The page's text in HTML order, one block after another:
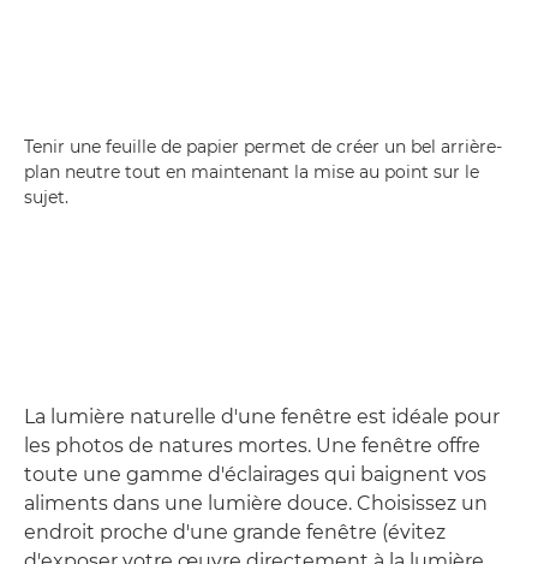
Tenir une feuille de papier permet de créer un bel arrière-
plan neutre tout en maintenant la mise au point sur le
sujet.
La lumière naturelle d'une fenêtre est idéale pour
les photos de natures mortes. Une fenêtre offre
toute une gamme d'éclairages qui baignent vos
aliments dans une lumière douce. Choisissez un
endroit proche d'une grande fenêtre (évitez